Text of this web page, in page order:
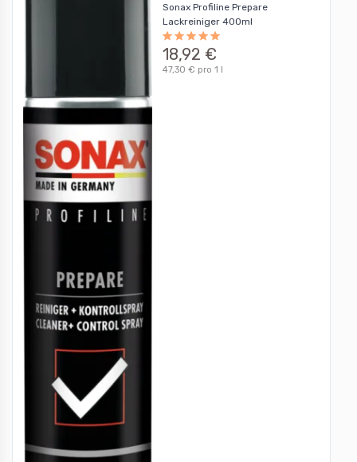
Sonax Profiline Prepare
Lackreiniger 400ml
18,92 €
47,30 € pro 1 l